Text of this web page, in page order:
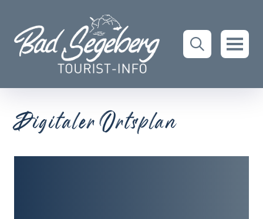
Digitaler Ortsplan